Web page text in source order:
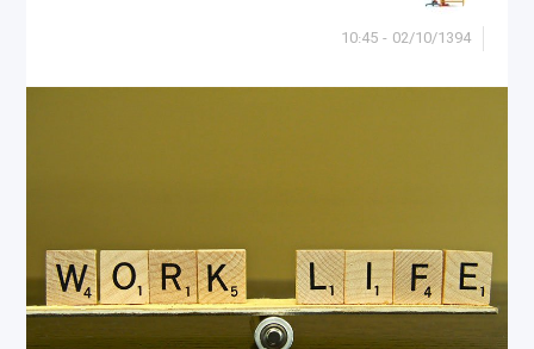
02/10/1394 - 10:45